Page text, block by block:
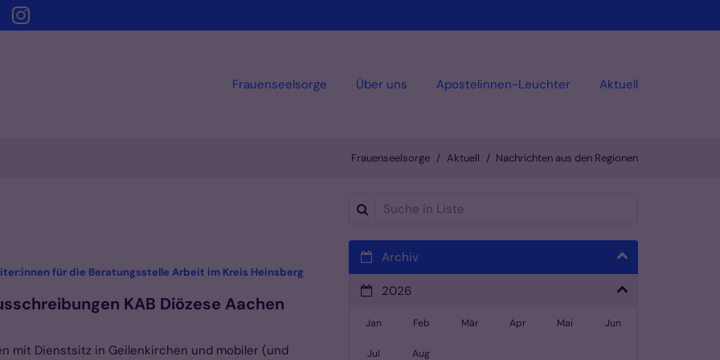
Frauenseelsorge Über uns Apostelinnen-Leuchter Aktuell
Frauenseelsorge Aktuell Nachrichten aus den Regionen
für die Beratungsstelle Arbeit im Kreis Heinsberg
KAB Diözese Aachen
mit Dienstsitz in Geilenkirchen und mobiler (und
Suche in Liste
Archiv
2026
Jan Feb Mär Apr Mai Jun
Jul Aug